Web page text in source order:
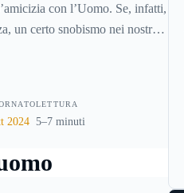
con l’Uomo. Se, infatti,
un certo snobismo nei nostri
in numerose opere
2024
LETTURA
5–7 minuti